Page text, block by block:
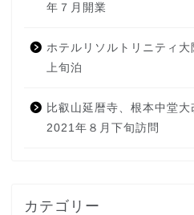
年７月開業
ホテルリソルトリニティ
上旬泊
比叡山延暦寺、根本中堂
2021年８月下旬訪問
カテゴリー